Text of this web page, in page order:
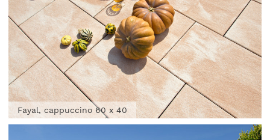
Fayal, cappuccino 60 x 40